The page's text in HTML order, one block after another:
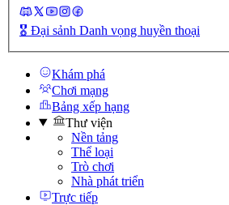
🎖️ Đại sảnh Danh vọng huyền thoại
Khám phá
Chơi mạng
Bảng xếp hạng
Thư viện
Nền tảng
Thể loại
Trò chơi
Nhà phát triển
Trực tiếp